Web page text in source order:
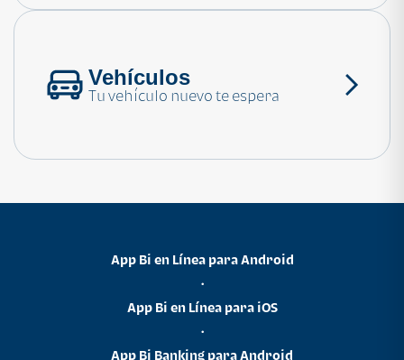
Vehículos
Tu vehículo nuevo te espera
App Bi en Línea para Android
•
App Bi en Línea para iOS
•
App Bi Banking para Android